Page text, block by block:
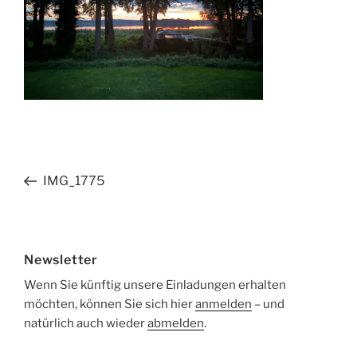
Beitragsnavigation
Vorheriger
IMG_1775
Newsletter
Wenn Sie künftig unsere Einladungen erhalten
möchten, können Sie sich hieranmelden – und
natürlich auch wiederabmelden.